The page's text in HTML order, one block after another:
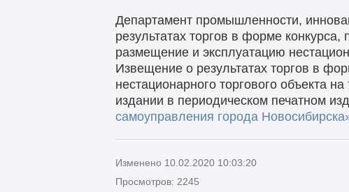
Департамент промышленности,
результатах торгов в форме
размещение и эксплуатацию
Извещение о результатах торгов в
нестационарного торгового объекта
издании в периодическом печатном
самоуправления города
Изменено 10.02.2020 10:03:20
Просмотров: 2245